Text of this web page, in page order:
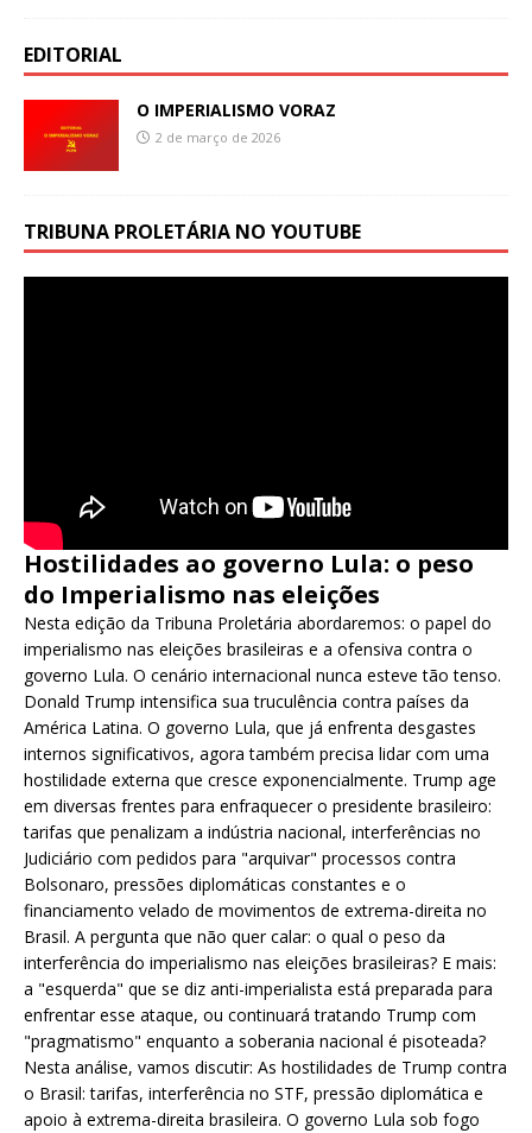
EDITORIAL
O IMPERIALISMO VORAZ
2 de março de 2026
TRIBUNA PROLETÁRIA NO YOUTUBE
Hostilidades ao governo Lula: o peso
do Imperialismo nas eleições
Nesta edição da Tribuna Proletária abordaremos: o papel do
imperialismo nas eleições brasileiras e a ofensiva contra o
governo Lula. O cenário internacional nunca esteve tão tenso.
Donald Trump intensifica sua truculência contra países da
América Latina. O governo Lula, que já enfrenta desgastes
internos significativos, agora também precisa lidar com uma
hostilidade externa que cresce exponencialmente. Trump age
em diversas frentes para enfraquecer o presidente brasileiro:
tarifas que penalizam a indústria nacional, interferências no
Judiciário com pedidos para "arquivar" processos contra
Bolsonaro, pressões diplomáticas constantes e o
financiamento velado de movimentos de extrema-direita no
Brasil. A pergunta que não quer calar: o qual o peso da
interferência do imperialismo nas eleições brasileiras? E mais:
a "esquerda" que se diz anti-imperialista está preparada para
enfrentar esse ataque, ou continuará tratando Trump com
"pragmatismo" enquanto a soberania nacional é pisoteada?
Nesta análise, vamos discutir: As hostilidades de Trump contra
o Brasil: tarifas, interferência no STF, pressão diplomática e
apoio à extrema-direita brasileira. O governo Lula sob fogo